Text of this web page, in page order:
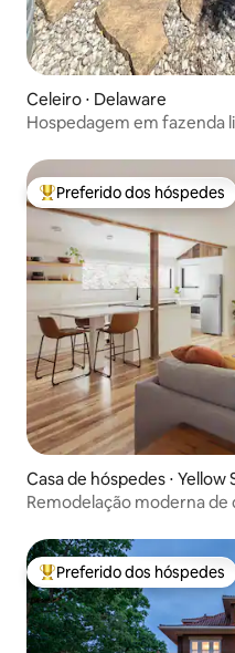
Celeiro ⋅ Delaware
Hospedagem em fazenda
Entre os melhores
Preferido dos hóspedes
Casa de hóspedes ⋅ Yellow
Remodelação moderna
Entre os melhores
Preferido dos hóspedes